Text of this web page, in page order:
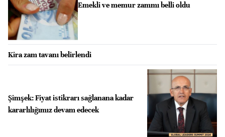
Emekli ve memur zammı belli oldu
Kira zam tavanı belirlendi
Şimşek: Fiyat istikrarı sağlanana kadar
kararlılığımız devam edecek